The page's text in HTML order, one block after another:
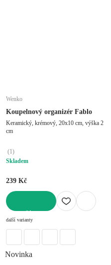
Wenko
Koupelnový organizér Fablo
Keramický, krémový, 20x10 cm, výška 2
cm
(1)
Skladem
239 Kč
další varianty
Novinka